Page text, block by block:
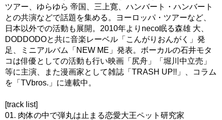
ツアー、ゆらゆら 帝国、三上寛、ハンバート・ハンバート
との共演などで話題を集める。ヨーロッパ・ツアーなど、
日本以外での活動も展開。2010年よりneco眠る森雄 大、
DODDODOと共に音楽レーベル「こんがりおんがく」発
足、ミニアルバム「NEW ME」発表。ボーカルの石井モタ
コは俳優としての活動も行い映画「尻舟」「堀川中立売」
等に主演、また漫画家として雑誌「TRASH UP!!」、コラム
を「TVbros.」に連載中。
[track list]
01. 肉体の中で弾丸は止まる恋愛大王ペット研究家